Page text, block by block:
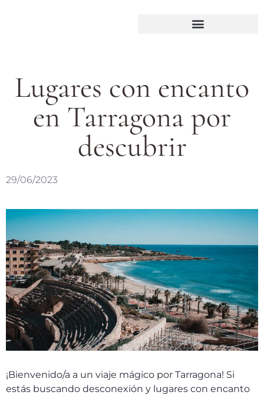
Lugares con encanto
en Tarragona por
descubrir
29/06/2023
¡Bienvenido/a a un viaje mágico por Tarragona! Si
estás buscando desconexión y lugares con encanto